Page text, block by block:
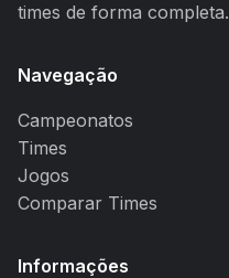
times de forma completa.
Navegação
Campeonatos
Times
Jogos
Comparar Times
Informações